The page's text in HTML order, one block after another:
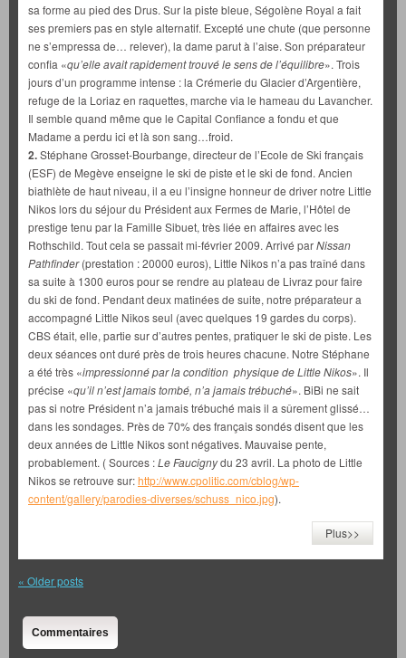
sa forme au pied des Drus. Sur la piste bleue, Ségolène Royal a fait
ses premiers pas en style alternatif. Excepté une chute (que personne
ne s’empressa de… relever), la dame parut à l’aise. Son préparateur
confia «qu’elle avait rapidement trouvé le sens del’équilibre». Trois
jours d’un programme intense : la Crémerie du Glacier d’Argentière,
refuge de la Loriaz en raquettes, marche via le hameau du Lavancher.
Il semble quand même que le Capital Confiance a fondu et que
Madame a perdu ici et là son sang…froid.
2.Stéphane Grosset-Bourbange, directeur de l’Ecole de Ski français
(ESF) de Megève enseigne le ski de piste et le ski de fond. Ancien
biathlète de haut niveau, il a eu l’insigne honneur de driver notre Little
Nikos lors du séjour du Président aux Fermes de Marie, l’Hôtel de
prestige tenu par la Famille Sibuet, très liée en affaires avec les
Rothschild. Tout cela se passait mi-février 2009. Arrivé parNissan
Pathfinder(prestation : 20000 euros), Little Nikos n’a pas traîné dans
sa suite à 1300 euros pour se rendre au plateau de Livraz pour faire
du ski de fond. Pendant deux matinées de suite, notre préparateur a
accompagné Little Nikos seul (avec quelques 19 gardes du corps).
CBS était, elle, partie sur d’autres pentes, pratiquer le ski de piste. Les
deux séances ont duré près de trois heures chacune. Notre Stéphane
a été très «impressionné par la condition physique de Little Nikos». Il
précise «qu’il n’est jamais tombé, n’a jamais trébuché». BiBi ne sait
pas si notre Président n’a jamais trébuché mais il a sûrement glissé…
dans les sondages. Près de 70% des français sondés disent que les
deux années de Little Nikos sont négatives. Mauvaise pente,
probablement. ( Sources :Le Faucignydu 23 avril. La photo de Little
Nikos se retrouve sur:http://www.cpolitic.com/cblog/wp-
content/gallery/parodies-diverses/schuss_nico.jpg).
Plus>>
« Older posts
Commentaires